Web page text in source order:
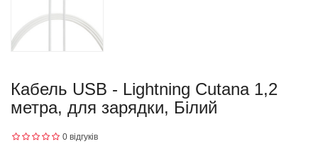
Кабель USB - Lightning Cutana 1,2
метра, для зарядки, Білий
0 відгуків